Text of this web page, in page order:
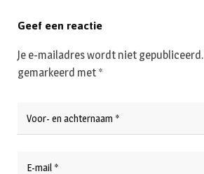
Geef een reactie
Je e-mailadres wordt niet gepubliceerd.
gemarkeerd met *